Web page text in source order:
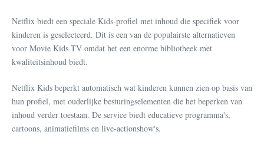
Netflix biedt een speciale Kids-profiel met inhoud die specifiek voor
kinderen is geselecteerd. Dit is een van de populairste alternatieven
voor Movie Kids TV omdat het een enorme bibliotheek met
kwaliteitsinhoud biedt.
Netflix Kids beperkt automatisch wat kinderen kunnen zien op basis van
hun profiel, met ouderlijke besturingselementen die het beperken van
inhoud verder toestaan. De service biedt educatieve programma's,
cartoons, animatiefilms en live-actionshow's.